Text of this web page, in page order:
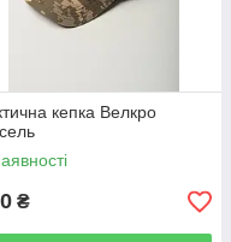
кепка Велкро
₴